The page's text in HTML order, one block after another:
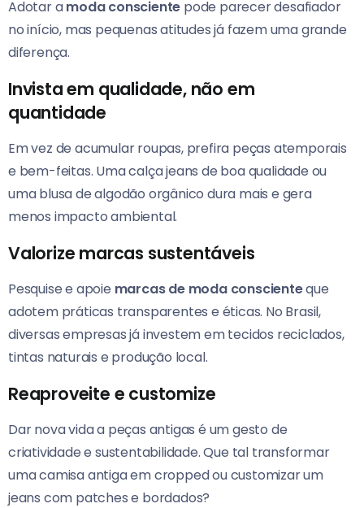
Adotar amoda consciente pode parecer desafiador
no início, mas pequenas atitudes já fazem uma grande
diferença.
Invista em qualidade, não em
quantidade
Em vez de acumular roupas, prefira peças atemporais
e bem-feitas. Uma calça jeans de boa qualidade ou
uma blusa de algodão orgânico dura mais e gera
menos impacto ambiental.
Valorize marcas sustentáveis
Pesquise e apoie marcas de moda conscienteque
adotem práticas transparentes e éticas. No Brasil,
diversas empresas já investem em tecidos reciclados,
tintas naturais e produção local.
Reaproveite e customize
Dar nova vida a peças antigas é um gesto de
criatividade e sustentabilidade. Que tal transformar
uma camisa antiga em cropped ou customizar um
jeans com patches e bordados?